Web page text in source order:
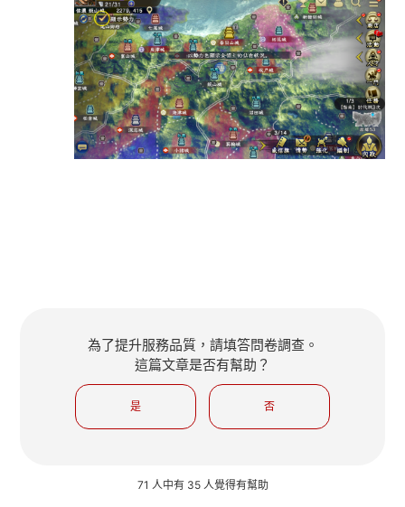
為了提升服務品質，請填答問卷調查。
這篇文章是否有幫助？
是 否
71 人中有 35 人覺得有幫助